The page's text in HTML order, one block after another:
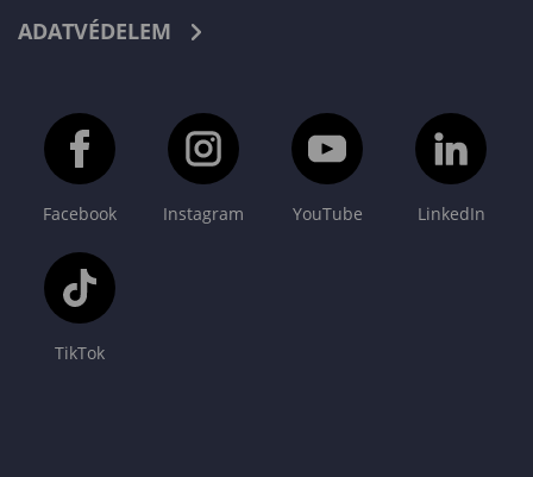
ADATVÉDELEM
Facebook Instagram YouTube LinkedIn
TikTok